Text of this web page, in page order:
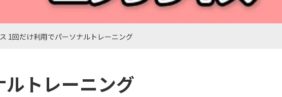
トレーニング
1回だけ利用でパーソナルトレーニング